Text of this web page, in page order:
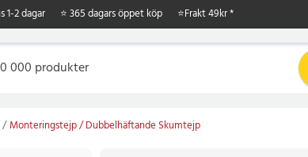
1-2 dagar ⭐ 365 dagars öppet köp ⭐Frakt 49kr *
Monteringstejp / Dubbelhäftande Skumtejp